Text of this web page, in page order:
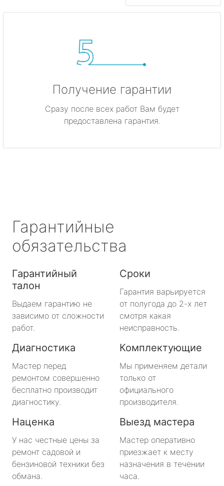
Получение гарантии
Сразу после всех работ Вам будет
предоставлена гарантия.
Гарантийные
обязательства
Гарантийный
талон
Выдаем гарантию не
зависимо от сложности
работ.
Сроки
Гарантия варьируется
от полугода до 2-х лет
смотря какая
неисправность.
Диагностика
Мастер перед
ремонтом совершенно
бесплатно производит
диагностику.
Комплектующие
Мы применяем детали
только от
официального
производителя.
Наценка
У нас честные цены за
ремонт садовой и
бензиновой техники без
обмана.
Выезд мастера
Мастер оперативно
приезжает к месту
назначения в течении
часа.